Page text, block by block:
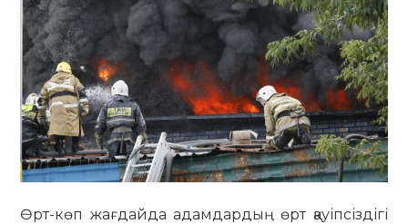
Өрт-көп жағдайда адамдардың өрт қауіпсіздігі